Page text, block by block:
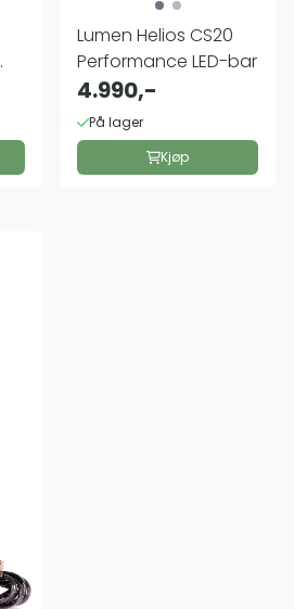
Lumen Helios CS20
Performance LED-bar
4.990,-
På lager
Kjøp